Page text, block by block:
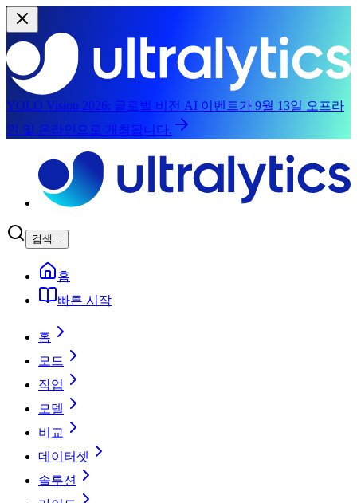
YOLO Vision 2026: 글로벌 비전 AI 이벤트가 9월 13일 오프라
인 및 온라인으로 개최됩니다.
검색...
홈
빠른 시작
홈
모드
작업
모델
비교
데이터셋
솔루션